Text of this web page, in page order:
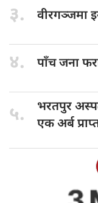
३. वीरगञ्जमा
४. पाँच जना
५. भरतपुर
एक अर्ब